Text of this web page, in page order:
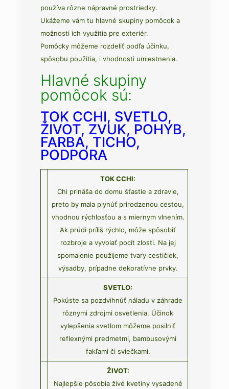
používa rôzne nápravné prostriedky.
Ukážeme vám tu hlavné skupiny pomôcok a
možnosti ich využitia pre exteriér.
Pomôcky môžeme rozdeliť podľa účinku,
spôsobu použitia, i vhodnosti umiestnenia.
Hlavné skupiny
pomôcok sú:
TOK CCHI, SVETLO,
ŽIVOT, ZVUK, POHYB,
FARBA, TICHO,
PODPORA
TOK CCHI:
Chi prináša do domu šťastie a zdravie,
preto by mala plynúť prirodzenou cestou,
vhodnou rýchlosťou a s miernym vlnením.
Ak prúdi príliš rýchlo, môže spôsobiť
rozbroje a vyvolať pocit zlosti. Na jej
spomalenie použijeme tvary cestičiek,
výsadby, prípadne dekoratívne prvky.
SVETLO:
Pokúste sa pozdvihnúť náladu v záhrade
rôznymi zdrojmi osvetlenia. Účinok
vylepšenia svetlom môžeme posilniť
reflexnými predmetmi, bambusovými
fakľami či sviečkami.
ŽIVOT:
Najlepšie pôsobia živé kvetiny vysadené